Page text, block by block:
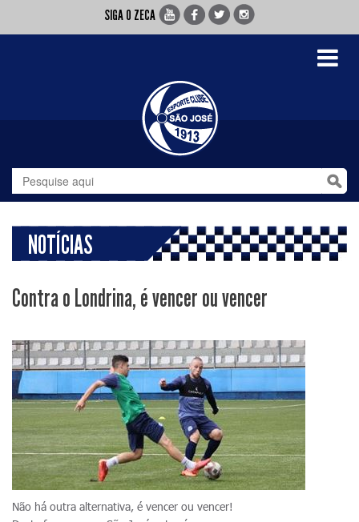
SIGA O ZECA
Toggle
NOTÍCIAS
Contra o Londrina, é vencer ou vencer
Não há outra alternativa, é vencer ou vencer!